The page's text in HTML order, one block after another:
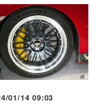
01/14 09:03